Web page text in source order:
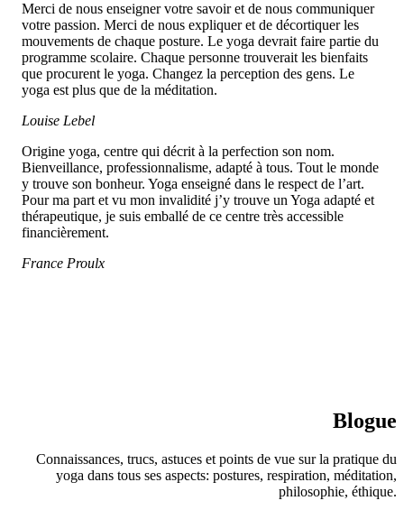
Merci de nous enseigner votre savoir et de nous communiquer
votre passion. Merci de nous expliquer et de décortiquer les
mouvements de chaque posture. Le yoga devrait faire partie du
programme scolaire. Chaque personne trouverait les bienfaits
que procurent le yoga. Changez la perception des gens. Le
yoga est plus que de la méditation.
Louise Lebel
Origine yoga, centre qui décrit à la perfection son nom.
Bienveillance, professionnalisme, adapté à tous. Tout le monde
y trouve son bonheur. Yoga enseigné dans le respect de l’art.
Pour ma part et vu mon invalidité j’y trouve un Yoga adapté et
thérapeutique, je suis emballé de ce centre très accessible
financièrement.
France Proulx
Blogue
Connaissances, trucs, astuces et points de vue sur la pratique du
yoga dans tous ses aspects: postures, respiration, méditation,
philosophie, éthique.